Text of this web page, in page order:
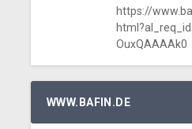
https://
OuxQAAAAk0
WWW.BAFIN.DE